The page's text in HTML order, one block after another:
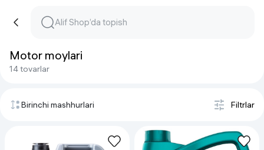
Motor moylari
14 tovarlar
Birinchi mashhurlari Filtrlar